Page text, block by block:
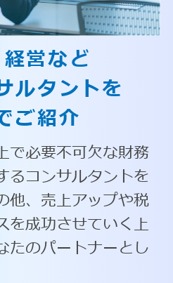
営など
ルタントを
ご紹介
で必要不可欠な財務
るコンサルタントを
他、売上アップや税
を成功させていく上
たのパートナーとし